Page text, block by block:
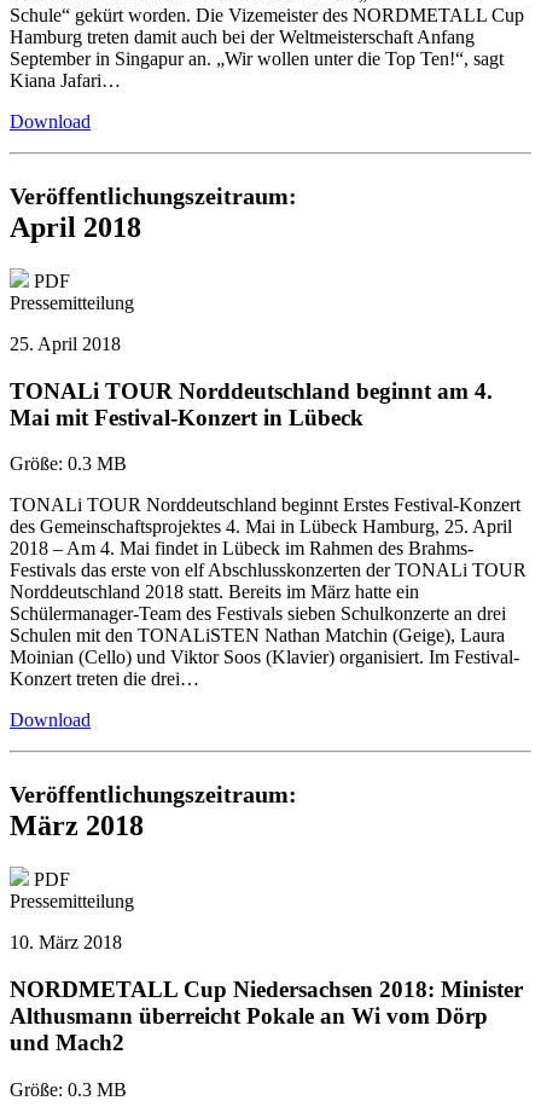
Schule“ gekürt worden. Die Vizemeister des NORDMETALL Cup
Hamburg treten damit auch bei der Weltmeisterschaft Anfang
September in Singapur an. „Wir wollen unter die Top Ten!“, sagt
Kiana Jafari…
Download
Veröffentlichungszeitraum:
April 2018
PDF
Pressemitteilung
25. April 2018
TONALi TOUR Norddeutschland beginnt am 4.
Mai mit Festival-Konzert in Lübeck
Größe: 0.3 MB
TONALi TOUR Norddeutschland beginnt Erstes Festival-Konzert
des Gemeinschaftsprojektes 4. Mai in Lübeck Hamburg, 25. April
2018 – Am 4. Mai findet in Lübeck im Rahmen des Brahms-
Festivals das erste von elf Abschlusskonzerten der TONALi TOUR
Norddeutschland 2018 statt. Bereits im März hatte ein
Schülermanager-Team des Festivals sieben Schulkonzerte an drei
Schulen mit den TONALiSTEN Nathan Matchin (Geige), Laura
Moinian (Cello) und Viktor Soos (Klavier) organisiert. Im Festival-
Konzert treten die drei…
Download
Veröffentlichungszeitraum:
März 2018
PDF
Pressemitteilung
10. März 2018
NORDMETALL Cup Niedersachsen 2018: Minister
Althusmann überreicht Pokale an Wi vom Dörp
und Mach2
Größe: 0.3 MB